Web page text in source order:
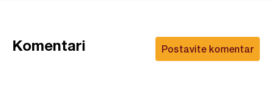
Postavite komentar
Komentari